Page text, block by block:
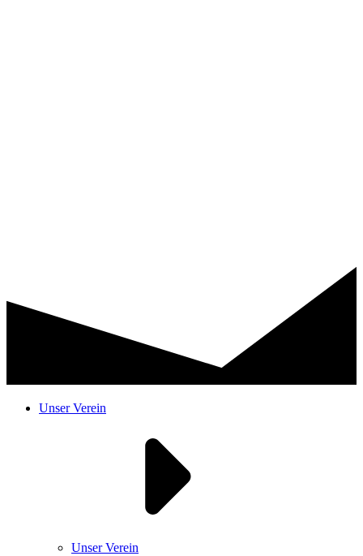
Unser Verein
Unser Verein